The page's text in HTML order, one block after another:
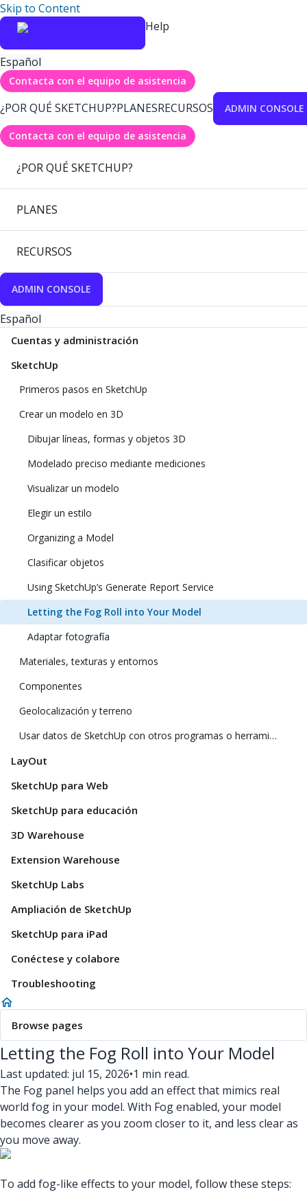
Skip to Content
Help
Español
Contacta con el equipo de asistencia
¿POR QUÉ SKETCHUP?PLANESRECURSOS ADMIN CONSOLE
Contacta con el equipo de asistencia
¿POR QUÉ SKETCHUP?
PLANES
RECURSOS
ADMIN CONSOLE
Español
Cuentas y administración
SketchUp
Primeros pasos en SketchUp
Crear un modelo en 3D
Dibujar líneas, formas y objetos 3D
Modelado preciso mediante mediciones
Visualizar un modelo
Elegir un estilo
Organizing a Model
Clasificar objetos
Using SketchUp’s Generate Report Service
Letting the Fog Roll into Your Model
Adaptar fotografía
Materiales, texturas y entornos
Componentes
Geolocalización y terreno
Usar datos de SketchUp con otros programas o herramientas de modelado
LayOut
SketchUp para Web
SketchUp para educación
3D Warehouse
Extension Warehouse
SketchUp Labs
Ampliación de SketchUp
SketchUp para iPad
Conéctese y colabore
Troubleshooting
Browse pages
Letting the Fog Roll into Your Model
Last updated: jul 15, 2026•1 min read.
The Fog panel helps you add an effect that mimics real
world fog in your model. With Fog enabled, your model
becomes clearer as you zoom closer to it, and less clear as
you move away.
To add fog-like effects to your model, follow these steps: